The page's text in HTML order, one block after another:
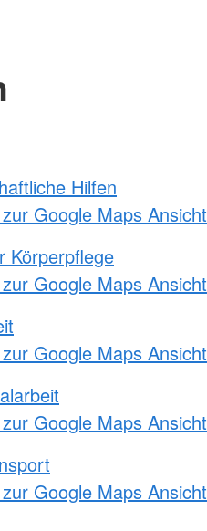
Hilfen
Google Maps Ansicht
Körperpflege
Google Maps Ansicht
Google Maps Ansicht
Google Maps Ansicht
Google Maps Ansicht